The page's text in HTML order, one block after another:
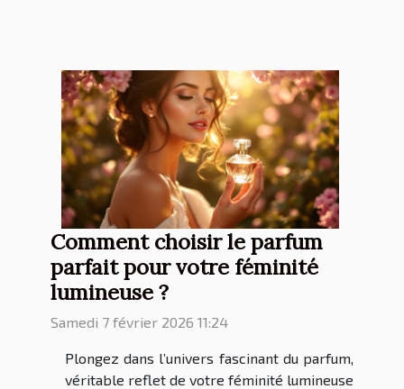
Comment choisir le parfum
parfait pour votre féminité
lumineuse ?
Samedi 7 février 2026 11:24
Plongez dans l’univers fascinant du parfum,
véritable reflet de votre féminité lumineuse